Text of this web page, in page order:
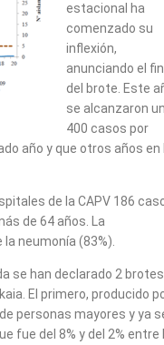
estacional ha
comenzado su
inflexión,
anunciando el
del brote. Este
se alcanzaron
400 casos por
año y que otros años en
de la CAPV 186
de 64 años. La
neumonía (83%).
se han declarado 2
El primero, producido
personas mayores y ya
fue del 8% y del 2% entre